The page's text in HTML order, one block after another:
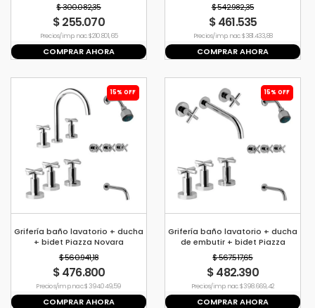
$ 300.082,35
$ 255.070
Precio s/imp. nac. $ 210.801,65
COMPRAR AHORA
$ 542.982,35
$ 461.535
Precio s/imp. nac. $ 381.433,88
COMPRAR AHORA
15% OFF
Grifería baño lavatorio + ducha
+ bidet Piazza Novara
$ 560.941,18
$ 476.800
Precio s/imp. nac. $ 394.049,59
COMPRAR AHORA
15% OFF
Grifería baño lavatorio + ducha
de embutir + bidet Piazza
Novara
$ 567.517,65
$ 482.390
Precio s/imp. nac. $ 398.669,42
COMPRAR AHORA